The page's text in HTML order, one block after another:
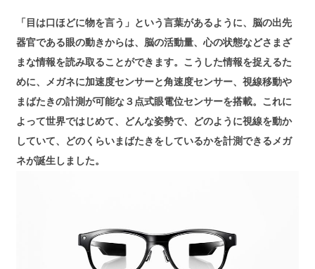
「目は口ほどに物を言う」という言葉があるように、脳の出先
器官である眼の動きからは、脳の活動量、心の状態などさまざ
まな情報を読み取ることができます。こうした情報を捉えるた
めに、メガネに加速度センサーと角速度センサー、視線移動や
まばたきの計測が可能な３点式眼電位センサーを搭載。これに
よって世界ではじめて、どんな姿勢で、どのように視線を動か
していて、どのくらいまばたきをしているかを計測できるメガ
ネが誕生しました。